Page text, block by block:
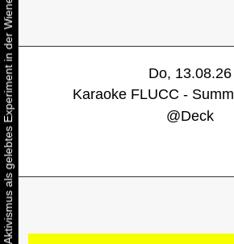
Do, 13.08.26
Karaoke FLUCC -
@Deck